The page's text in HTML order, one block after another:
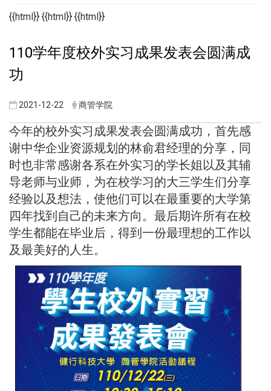
{{html}} {{html}} {{html}}
110学年度校外实习成果发表会圆满成
功
2021-12-22 商管学院
今年的校外实习成果发表会圆满成功，首先感
谢中华企业资源规划的林俞君经理的分享，同
时也非常感谢各系在外实习的学长姐以及其辅
导老师与业师，为在校学习的大三学生们分享
经验以及想法，使他们可以在最重要的大学第
四年找到自己的未来方向。最后期许所有在校
学生都能在毕业后，得到一份最理想的工作以
及最美好的人生。